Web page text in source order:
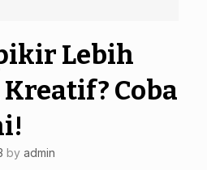
Lebih
Coba
by admin